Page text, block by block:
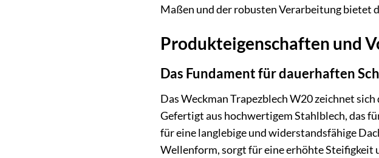
Maßen und der robusten Verarbeitung bietet
Produkteigenschaften und
Das Fundament für dauerhaften
Das Weckman Trapezblech W20 zeichnet
Gefertigt aus hochwertigem Stahlblech, das
für eine langlebige und widerstandsfähige
Wellenform, sorgt für eine erhöhte Steifigkeit